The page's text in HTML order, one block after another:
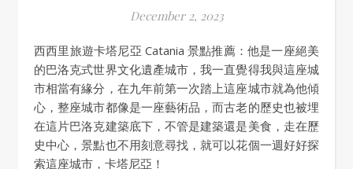
December 2, 2023
西西里旅遊卡塔尼亞 Catania 景點推薦：他是一座絕美
的巴洛克式世界文化遺產城市，我一直覺得我與這座城
市相當有緣分，在九年前第一次踏上這座城市就為他傾
心，整座城市都像是一座藝術品，而古老的歷史也被埋
在這片巴洛克建築底下，不管是建築還是美食，走在歷
史中心，景點也不用刻意尋找，就可以花個一週好好探
索這座城市，卡塔尼亞！